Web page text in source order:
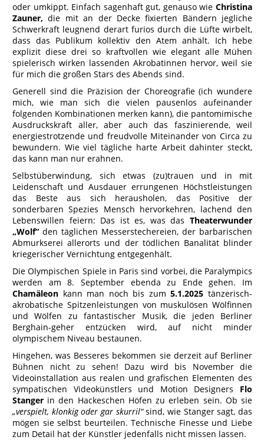
oder umkippt. Einfach sagenhaft gut, genauso wie Christina
Zauner,die mit an der Decke fixierten Bändern jegliche
Schwerkraft leugnend derart furios durch die Lüfte wirbelt,
dass das Publikum kollektiv den Atem anhält. Ich hebe
explizit diese drei so kraftvollen wie elegant alle Mühen
spielerisch wirken lassenden Akrobatinnen hervor, weil sie
für mich die großen Stars des Abends sind.
Generell sind die Präzision der Choreografie (ich wundere
mich, wie man sich die vielen pausenlos aufeinander
folgenden Kombinationen merken kann), die pantomimische
Ausdruckskraft aller, aber auch das faszinierende, weil
energiestrotzende und freudvolle Miteinander von Circa zu
bewundern. Wie viel tägliche harte Arbeit dahinter steckt,
das kann man nur erahnen.
Selbstüberwindung, sich etwas (zu)trauen und in mit
Leidenschaft und Ausdauer errungenen Höchstleistungen
das Beste aus sich herausholen, das Positive der
sonderbaren Spezies Mensch hervorkehren, lachend den
Lebenswillen feiern: Das ist es, was das Theaterwunder
„Wolf“ den täglichen Messerstechereien, der barbarischen
Abmurkserei allerorts und der tödlichen Banalität blinder
kriegerischer Vernichtung entgegenhält.
Die Olympischen Spiele in Paris sind vorbei, die Paralympics
werden am 8. September ebenda zu Ende gehen. Im
Chamäleon kann man noch bis zum5.1.2025 tänzerisch-
akrobatische Spitzenleistungen von muskulösen Wölfinnen
und Wölfen zu fantastischer Musik, die jeden Berliner
Berghain-geher entzücken wird, auf nicht minder
olympischem Niveau bestaunen.
Hingehen, was Besseres bekommen sie derzeit auf Berliner
Bühnen nicht zu sehen! Dazu wird bis November die
Videoinstallation aus realen und grafischen Elementen des
sympatischen Videokünstlers und Motion Designers Flo
Stanger in den Hackeschen Höfen zu erleben sein. Ob sie
„verspielt, klonkig oder gar skurril“sind, wie Stanger sagt, das
mögen sie selbst beurteilen. Technische Finesse und Liebe
zum Detail hat der Künstler jedenfalls nicht missen lassen.